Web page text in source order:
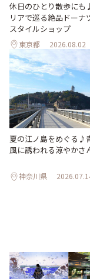
休日のひとり散歩に
リアで巡る絶品ドーナ
スタイルショップ
東京都 2026.08.02
夏の江ノ島をめぐる♪
風に誘われる涼やかさ
神奈川県